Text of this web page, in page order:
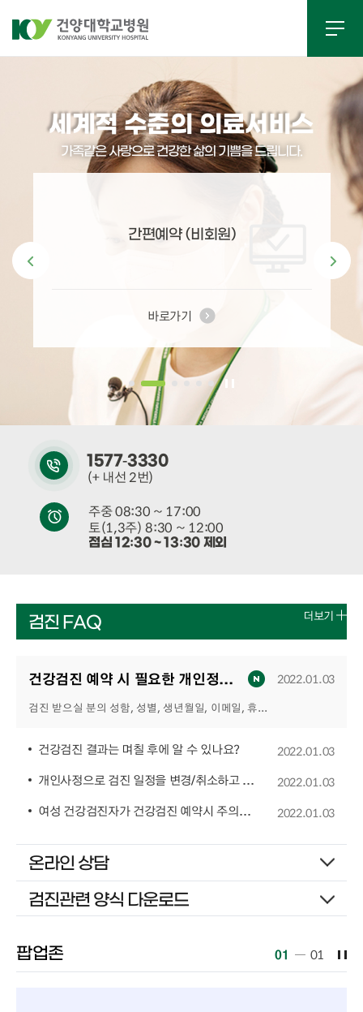
세계적 수준의 의료서비스
가족같은 사랑으로 건강한 삶의 기쁨을 드립니다.
간편예약 (비회원)
바로가기
1577-3330
(+ 내선 2번)
주중 08:30 ~ 17:00
토(1,3주) 8:30 ~ 12:00
점심 12:30 ~ 13:30 제외
검진 FAQ
건강검진 예약 시 필요한 개인정보는 무엇인가요?
검진 받으실 분의 성함, 성별, 생년월일, 이메일, 휴대전화가 필요합니다.
2022.01.03
건강검진 결과는 며칠 후에 알 수 있나요? 2022.01.03
개인사정으로 검진 일정을 변경/취소하고 싶습니다. 어떻게 해야 하나요? 2022.01.03
여성 건강검진자가 건강검진 예약시 주의할 사항이 있나요? 2022.01.03
더보기
온라인 상담
검진관련 양식 다운로드
팝업존 01 01